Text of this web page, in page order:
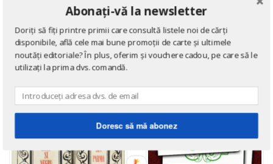
20%
Abonați-vă la newsletter
Doriți să fiți printre primii care consultă listele noi de cărți
disponibile, află cele mai bune promoții de carte și ultimele
noutăți editoriale? În plus, oferim și vouchere cadou, pe care să le
utilizați la prima dvs. comandă.
Doresc să mă abonez